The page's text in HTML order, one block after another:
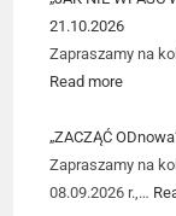
21.10.2026
Zapraszamy na
Read more
„ZACZĄĆ
Zapraszamy na
08.09.2026 r.,…